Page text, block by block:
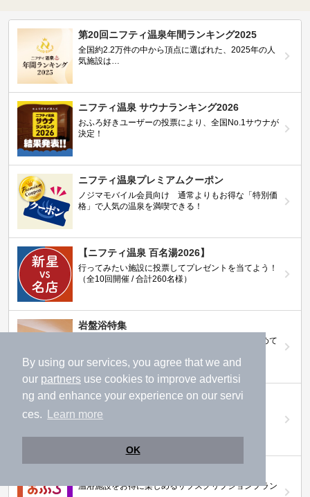
By using our services, you agree that we and
our partners use cookies to improve advertisi
ng and enhance your experience on our servi
ces.
Learn more
OK
第20回ニフティ温泉年間ランキング2025
全国約2.2万件の中から頂点に選ばれた、2025年の人
気施設は…
ニフティ温泉 サウナランキング2026
おふろ好きユーザーの投票により、全国No.1サウナが
決定！
ニフティ温泉プレミアムクーポン
ノジマモバイル会員向け 通常よりもお得な「特別価
格」で人気の温泉を満喫できる！
【ニフティ温泉 百名湯2026】
行ってみたい施設に投票してプレゼントを当てよう！
（全10回開催 / 合計260名様）
岩盤浴特集
日本全国の岩盤浴情報だけをピックアップ。まとめて
ニフティ温泉ニュース
温泉にもっと行きたくなる！お得な情報を掲載中
温浴施設をお得に楽しめるサブスクリプションプラン